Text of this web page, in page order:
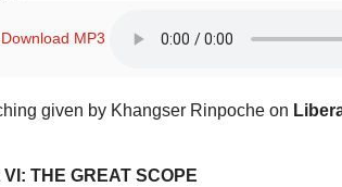
Download MP3
given by Khangser Rinpoche on
VI: THE GREAT SCOPE